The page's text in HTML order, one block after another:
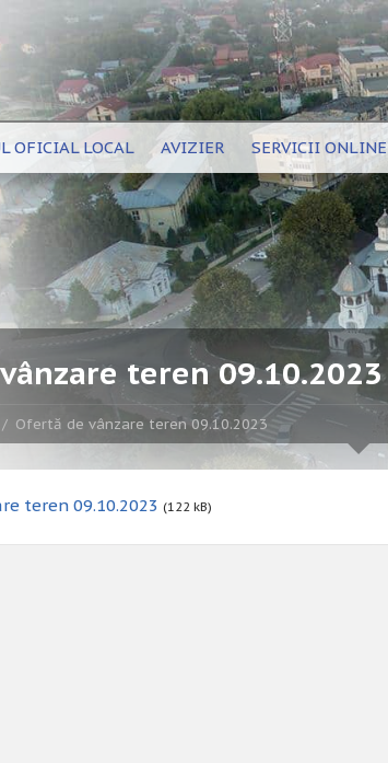
OFICIAL LOCAL AVIZIER SERVICII ONLINE
teren 09.10.2023
Ofertă de vânzare teren 09.10.2023
teren 09.10.2023 (122 kB)